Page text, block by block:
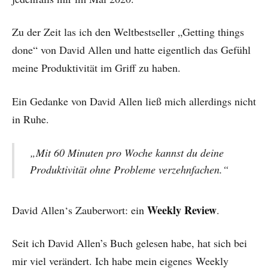
Zu der Zeit las ich den Weltbestseller „Getting things
done“ von David Allen und hatte eigentlich das Gefühl
meine Produktivität im Griff zu haben.
Ein Gedanke von David Allen ließ mich allerdings nicht
in Ruhe.
„Mit 60 Minuten pro Woche kannst du deine
Produktivität ohne Probleme verzehnfachen.“
David Allen‘s Zauberwort: ein Weekly Review.
Seit ich David Allen’s Buch gelesen habe, hat sich bei
mir viel verändert. Ich habe mein eigenes Weekly